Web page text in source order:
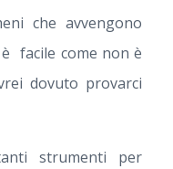
che avvengono
facile come non è
dovuto provarci
strumenti per